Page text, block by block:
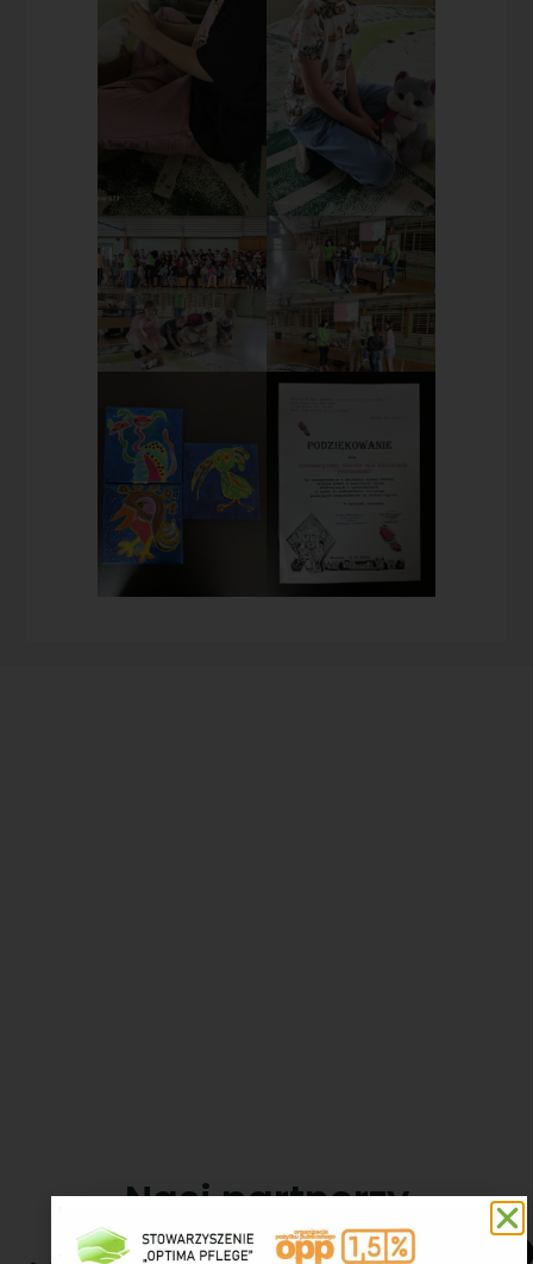
Nasi partnerzy